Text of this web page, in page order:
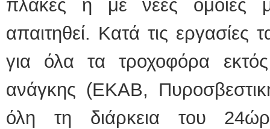
πλάκες ή με νέες όμοιες
απαιτηθεί. Κατά τις εργασίες
για όλα τα τροχοφόρα
ανάγκης (ΕΚΑΒ,
όλη τη διάρκεια του